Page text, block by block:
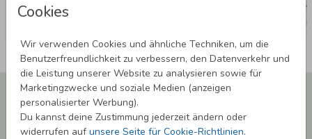
Cookies
Wir verwenden Cookies und ähnliche Techniken, um die
Benutzerfreundlichkeit zu verbessern, den Datenverkehr und
die Leistung unserer Website zu analysieren sowie für
Marketingzwecke und soziale Medien (anzeigen
personalisierter Werbung).
Du kannst deine Zustimmung jederzeit ändern oder
widerrufen aufunsere Seite für Cookie-Richtlinien.
Newsletter abonnieren und 5,00 € Rabatt**
sichern!
Melde Dich zu unserem Newsletter an und bleibe auf dem